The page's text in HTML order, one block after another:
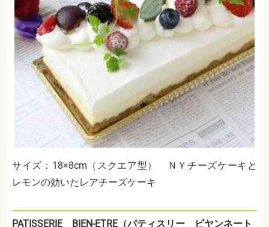
サイズ：18×8cm（スクエア型） ＮＹチーズケーキと
レモンの効いたレアチーズケーキ
PATISSERIE BIEN-ETRE（パティスリー ビヤンネート